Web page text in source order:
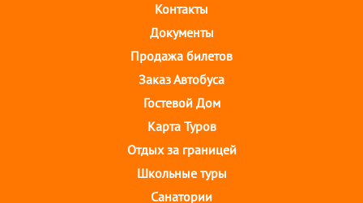
Контакты
Документы
Продажа билетов
Заказ Автобуса
Гостевой Дом
Карта Туров
Отдых за границей
Школьные туры
Санатории